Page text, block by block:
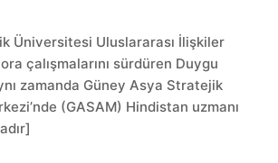
Üniversitesi Uluslararası İlişkiler
çalışmalarını sürdüren Duygu
zamanda Güney Asya Stratejik
(GASAM) Hindistan uzmanı